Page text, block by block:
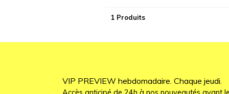
1 Produits
VIP PREVIEW hebdomadaire. Chaque jeudi.